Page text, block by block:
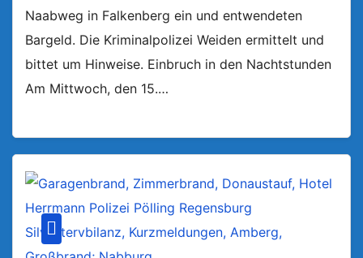
Naabweg in Falkenberg ein und entwendeten
Bargeld. Die Kriminalpolizei Weiden ermittelt und
bittet um Hinweise. Einbruch in den Nachtstunden
Am Mittwoch, den 15.…